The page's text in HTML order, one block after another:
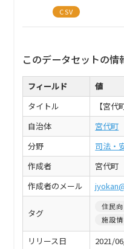
CSV
このデータセットの情
フィールド
値
タイトル
【宮
自治体
宮代町
分野
司法・
作成者
宮代町
作成者のメール
タグ
住民
施設
リリース日 2021/